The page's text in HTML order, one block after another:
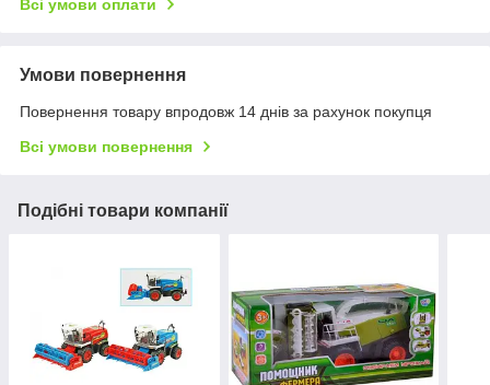
Всі умови оплати
Умови повернення
Повернення товару впродовж 14 днів за рахунок покупця
Всі умови повернення
Подібні товари компанії